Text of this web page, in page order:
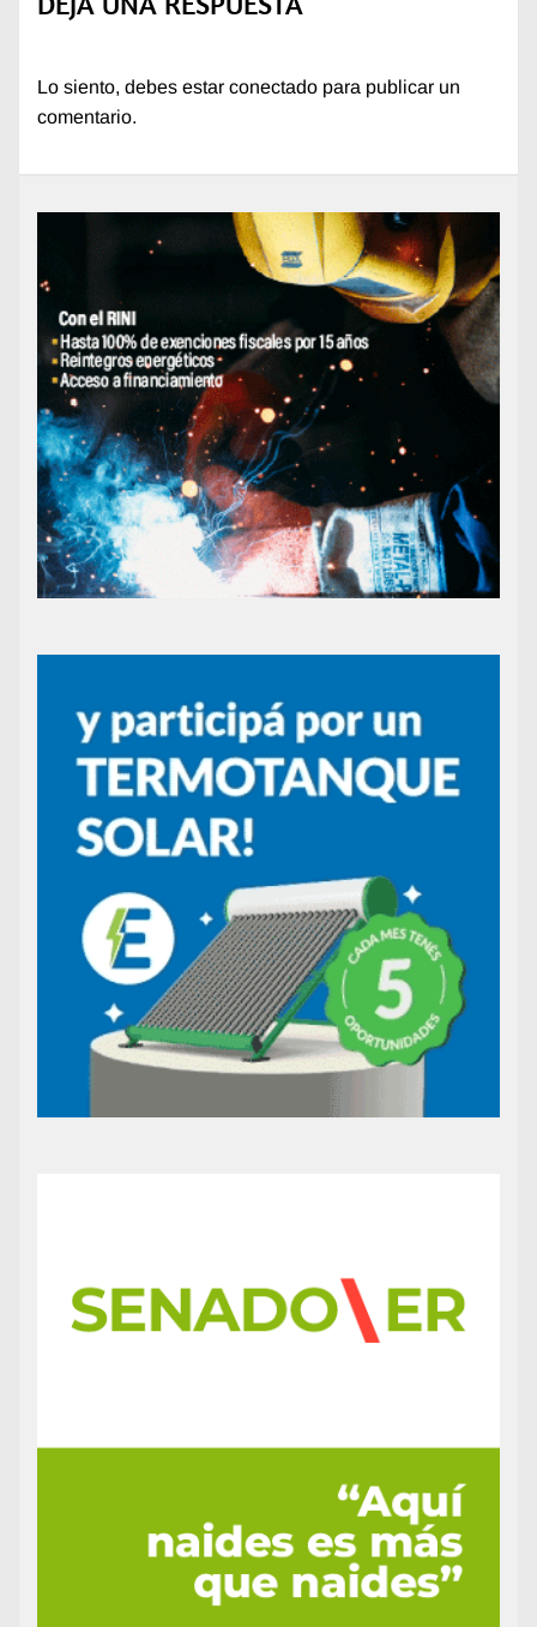
Lo siento, debes estar conectado para publicar un
comentario.